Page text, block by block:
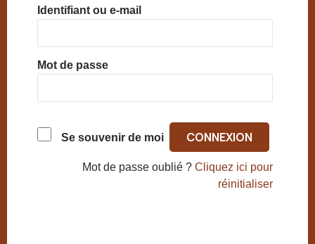
Identifiant ou e-mail
Mot de passe
Se souvenir de moi
Mot de passe oublié ?Cliquez ici pour
réinitialiser